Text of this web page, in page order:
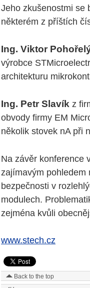
Jeho zkušenostmi se
některém z příštích
Ing. Viktor
výrobce
architekturu
Ing. Petr Slavík z
obvody firmy EM
několik stovek nA při
Na závěr konference
zajímavým pohledem
bezpečnosti v
modulech.
zejména kvůli
www.stech.cz
Back to the top